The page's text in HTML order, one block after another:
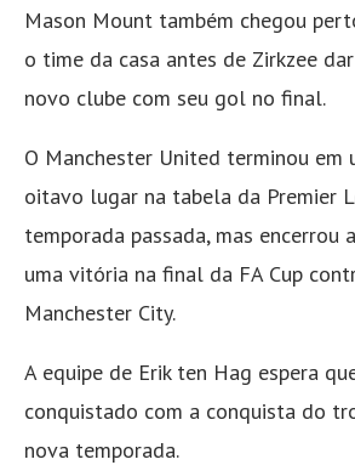
Mason Mount também chegou
o time da casa antes de Zirkzee
novo clube com seu gol no final.
O Manchester United terminou em
oitavo lugar na tabela da Premier
temporada passada, mas encerrou
uma vitória na final da FA Cup
Manchester City.
A equipe de Erik ten Hag espera
conquistado com a conquista do
nova temporada.